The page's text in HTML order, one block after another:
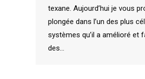
texane. Aujourd’hui je vous
plongée dans l’un des plus
systèmes qu’il a amélioré et
des…